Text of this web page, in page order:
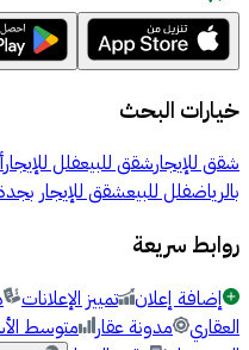
خيارات البحث
شقق للإيجارشقق للبيعفلل للإيجار
بالرياضفلل للبيعشقق للإيجار
روابط سريعة
إضافة إعلان تمييز الإعلانات
العقاري
مدونة عقار متوسط